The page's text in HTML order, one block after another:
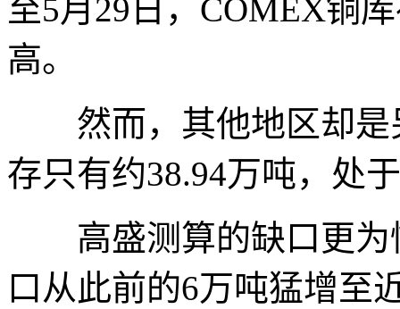
至5月29日，COMEX铜
高。
然而，其他地区却是
存只有约38.94万吨，处
高盛测算的缺口更为
口从此前的6万吨猛增至